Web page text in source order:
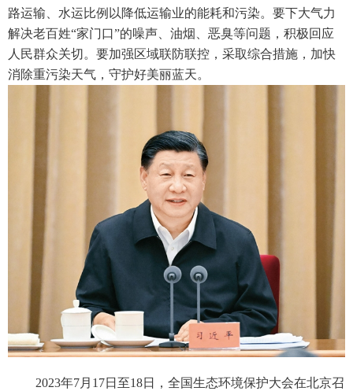
路运输、水运比例以降低运输业的能耗和污染。要下大气力
解决老百姓“家门口”的噪声、油烟、恶臭等问题，积极回应
人民群众关切。要加强区域联防联控，采取综合措施，加快
消除重污染天气，守护好美丽蓝天。
2023年7月17日至18日，全国生态环境保护大会在北京召